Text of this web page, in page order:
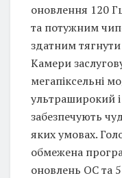
оновлення 120
та потужним
здатним тягнути
Камери
мегапіксельні
ультраширокий
забезпечують
яких умовах.
обмежена
оновлень ОС та